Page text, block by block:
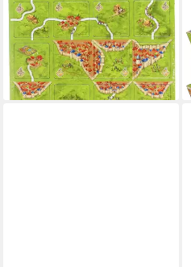
Spiel Carcassonne - Die
Bauernaufstände Promo Mini
Erw
6,99 €
lieferbar - in 4-5 Werktagen bei dir